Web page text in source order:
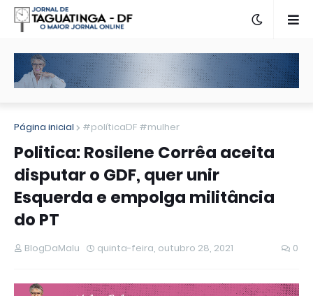
Página inicial #políticaDF #mulher
Politica: Rosilene Corrêa aceita
disputar o GDF, quer unir
Esquerda e empolga militância
do PT
BlogDaMalu quinta-feira, outubro 28, 2021 0